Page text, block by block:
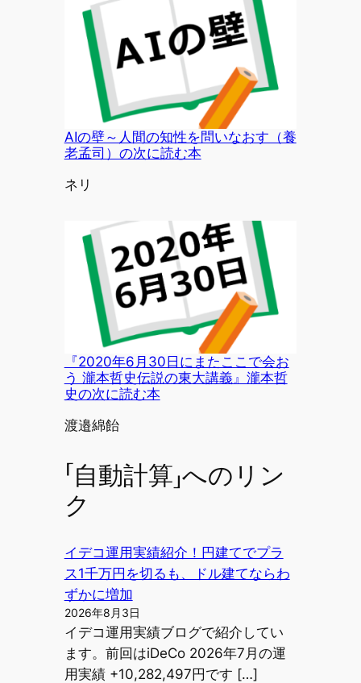
AIの壁～人間の知性を問いなおす（養
老孟司）の次に読む本
投稿者
ネリ
『2020年6月30日にまたここで会お
う 瀧本哲史伝説の東大講義』瀧本哲
史の次に読む本
投稿者
渡邉綿飴
「自動計算」へのリン
ク
イデコ運用実績紹介！円建てでプラ
ス1千万円を切るも、ドル建てならわ
ずかに増加
2026年8月3日
イデコ運用実績ブログで紹介してい
ます。前回はiDeCo 2026年7月の運
用実績 +10,282,497円です […]